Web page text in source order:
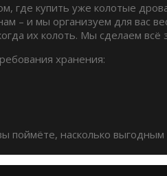
где купить уже колотые
– и мы организуем для вас
их колоть. Мы сделаем всё
хранения:
поймёте, насколько